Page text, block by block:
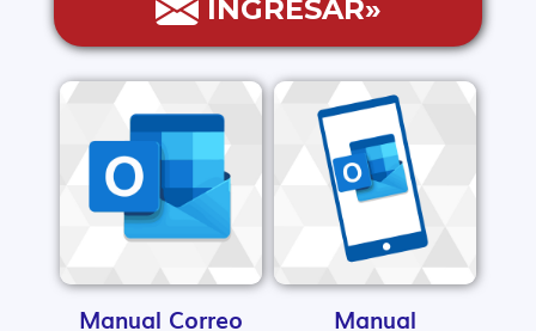
INGRESAR»
Manual Correo Manual